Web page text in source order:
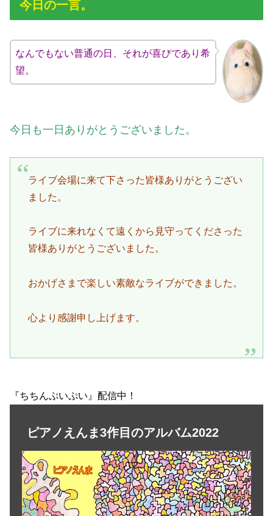
今日の一言。
なんでもない普通の日、それが喜びであり希
望。
今日も一日ありがとうございました。
ライブ会場に来て下さった皆様ありがとうござい
ました。
ライブに来れなくて遠くから見守ってくださった
皆様ありがとうございました。
おかげさまで楽しい素敵なライブができました。
心より感謝申し上げます。
『ちちんぷいぷい』配信中！
ピアノえんま3作目のアルバム2022